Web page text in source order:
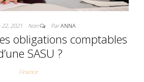
2021 Non ParANNA
obligations comptables
SASU ?
Finance